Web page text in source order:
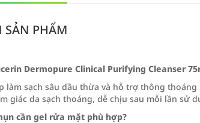
SẢN PHẨM
Dermopure Clinical Purifying Cleanser
làm sạch sâu dầu thừa và hỗ trợ thông
giác da sạch thoáng, dễ chịu sau mỗi lần sử
cần gel rửa mặt phù hợp?